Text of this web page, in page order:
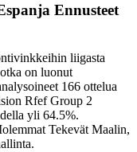
Ennusteet
liigasta
on luonut
166 ottelua
Rfef Group 2
yli 64.5%.
Tekevät Maalin,
.